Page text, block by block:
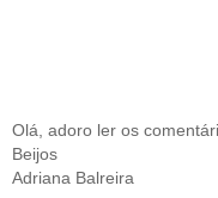
Olá, adoro ler os
Beijos
Adriana Balreira